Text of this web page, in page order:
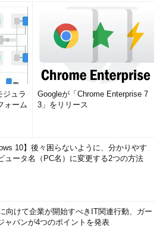
XP ベースのコンピューターで、
の Web サイトを参照してくださいする
してください："[エラー番号:
機械翻訳］（サポート技術情報
Update Web サイトまたは Windows
ュータでの Microsoft 更新 Web サイ
ロードしようとすると、エラー メッ
」
Windows Update Web サイトからの更
エラー メッセージ:「 0xc80003fA」
ート技術情報 916258）
サイトを使用して更新プログラム
たときにエラー メッセージ
示される（サポート技術情報
ジュラ
ォーム
Googleが「Chrome Enterprise 7
3」をリリース
10】後々困らないように、分かりやす
ュータ名（PC名）に変更する2つの方法
向けて企業が開始すべきIT関連行動、ガー
ャパンが4つのポイントを発表